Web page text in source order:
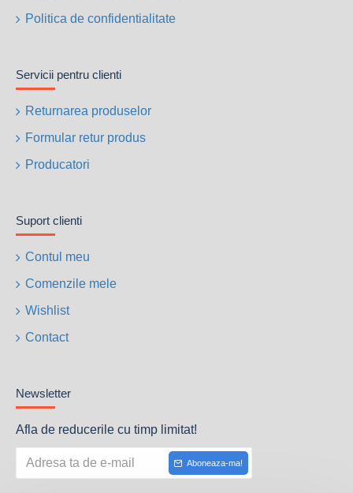
Politica de confidentialitate
Servicii pentru clienti
Returnarea produselor
Formular retur produs
Producatori
Suport clienti
Contul meu
Comenzile mele
Wishlist
Contact
Newsletter
Afla de reducerile cu timp limitat!
Aboneaza-ma!